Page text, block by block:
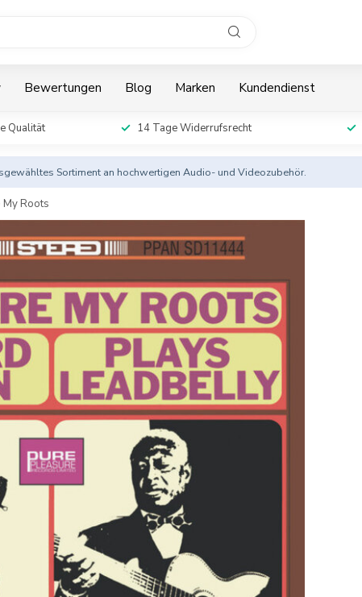
Bewertungen Blog Marken Kundendienst
Qualität 14 Tage Widerrufsrecht
Sortiment an hochwertigen Audio- und Videozubehör.
Roots